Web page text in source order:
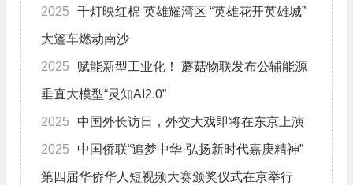
2025 千灯映红棉 英雄耀湾区 “英雄花开英雄城”
大篷车燃动南沙
2025 赋能新型工业化！ 蘑菇物联发布公辅能源
垂直大模型“灵知AI2.0”
2025 中国外长访日，外交大戏即将在东京上演
2025 中国侨联“追梦中华·弘扬新时代嘉庚精神”
第四届华侨华人短视频大赛颁奖仪式在京举行